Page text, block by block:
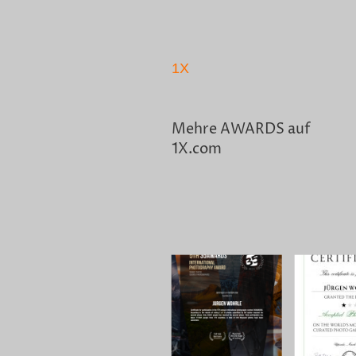
1X
Mehre AWARDS auf
1X.com